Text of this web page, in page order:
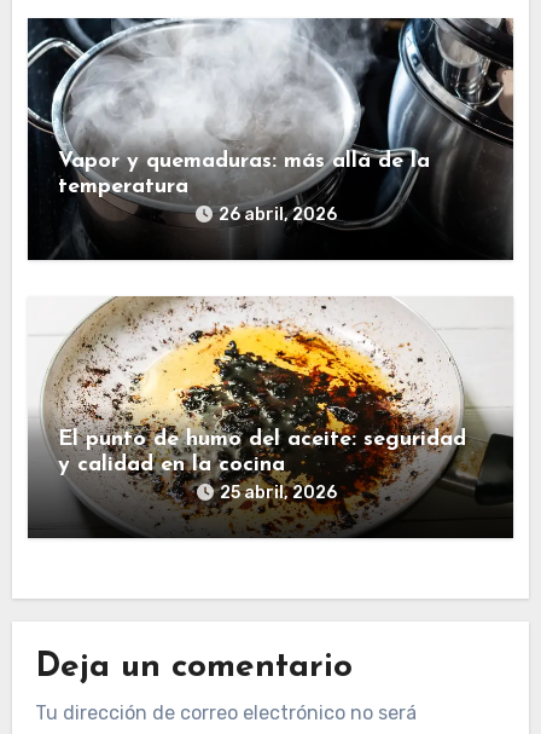
Vapor y quemaduras: más allá de la
temperatura
26 abril, 2026
El punto de humo del aceite: seguridad
y calidad en la cocina
25 abril, 2026
Deja un comentario
Tu dirección de correo electrónico no será